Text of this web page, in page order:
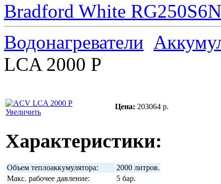
Bradford White
Водонагреватели
LCA 2000 P
Увеличить
Цена: 203064 р.
Характеристики:
Объем теплоаккумулятора:
2000 литров.
Макс. рабочее давление:
5 бар.